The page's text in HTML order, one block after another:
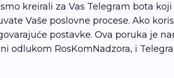
kreirali za Vas Telegram bota
Vaše poslovne procese. Ako
postavke. Ova poruka je
odlukom RosKomNadzora, i